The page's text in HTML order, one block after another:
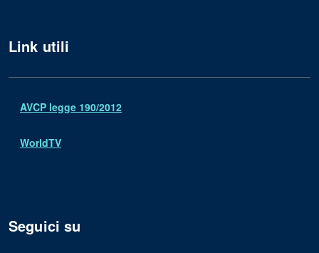
Link utili
AVCP legge 190/2012
WorldTV
Seguici su